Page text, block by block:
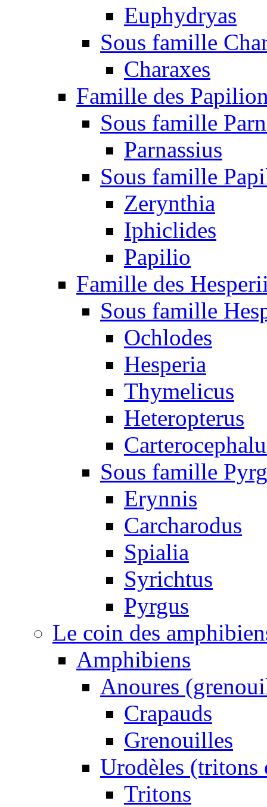
Euphydryas
Sous famille
Charaxes
Famille des
Sous famille
Parnassius
Sous famille
Zerynthia
Iphiclides
Papilio
Famille des
Sous famille
Ochlodes
Hesperia
Thymelicus
Heteropterus
Sous famille
Erynnis
Carcharodus
Spialia
Syrichtus
Pyrgus
Le coin des
Amphibiens
Anoures
Crapauds
Grenouilles
Urodèles (tritons
Tritons